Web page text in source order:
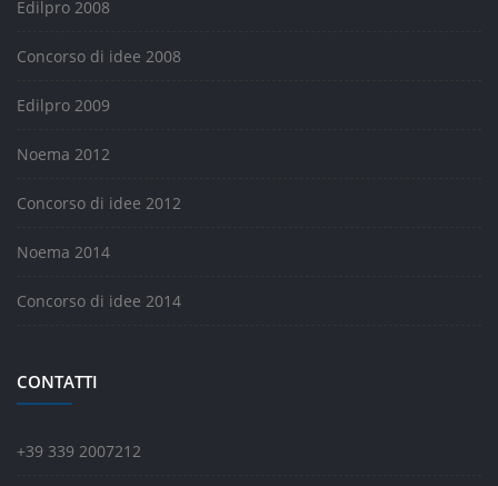
Edilpro 2008
Concorso di idee 2008
Edilpro 2009
Noema 2012
Concorso di idee 2012
Noema 2014
Concorso di idee 2014
CONTATTI
+39 339 2007212